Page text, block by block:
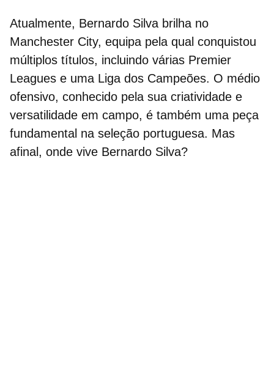
Atualmente, Bernardo Silva brilha no
Manchester City, equipa pela qual conquistou
múltiplos títulos, incluindo várias Premier
Leagues e uma Liga dos Campeões. O médio
ofensivo, conhecido pela sua criatividade e
versatilidade em campo, é também uma peça
fundamental na seleção portuguesa. Mas
afinal, onde vive Bernardo Silva?